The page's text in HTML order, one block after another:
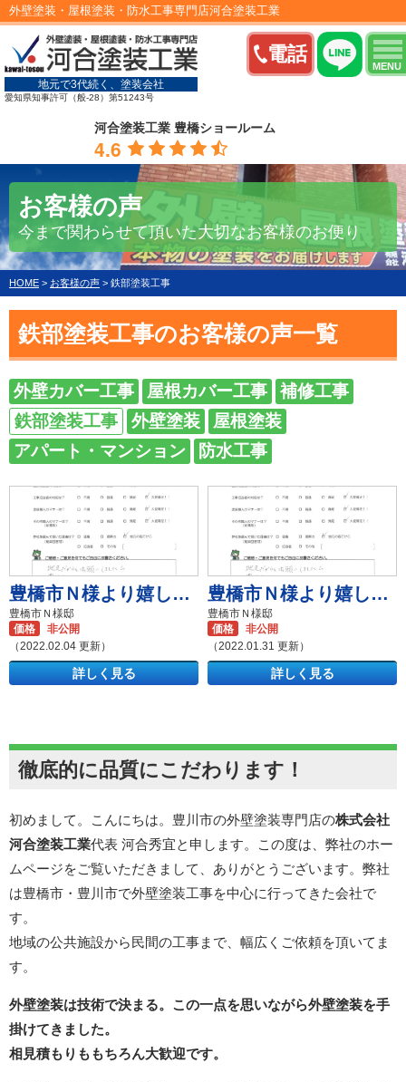
電話
MENU
外壁塗装・屋根塗装・防水工事専門店河合塗装工業
地元で3代続く、塗装会社
愛知県知事許可（般-28）第51243号
河合塗装工業 豊橋ショールーム
4.6
お客様の声
今まで関わらせて頂いた大切なお客様のお便り
HOME > お客様の声 > 鉄部塗装工事
鉄部塗装工事のお客様の声一覧
外壁カバー工事 屋根カバー工事
補修工事
鉄部塗装工事
外壁塗装
屋根塗装
アパート・マンション
防水工事
豊橋市Ｎ様より嬉しいお声を頂きました！
豊橋市Ｎ様邸
価格
非公開
（2022.02.04 更新）
詳しく見る
豊橋市Ｎ様より嬉しいお声を頂きました！
豊橋市Ｎ様邸
価格
非公開
（2022.01.31 更新）
詳しく見る
徹底的に品質にこだわります！
初めまして。こんにちは。豊川市の外壁塗装専門店の株式会社
河合塗装工業代表 河合秀宜と申します。この度は、弊社のホー
ムページをご覧いただきまして、ありがとうございます。弊社
は豊橋市・豊川市で外壁塗装工事を中心に行ってきた会社で
す。
地域の公共施設から民間の工事まで、幅広くご依頼を頂いてま
す。
外壁塗装は技術で決まる。この一点を思いながら外壁塗装を手
掛けてきました。
相見積もりももちろん大歓迎です。